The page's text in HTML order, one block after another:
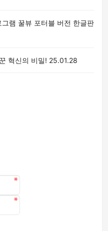
램 꿀뷰 포터블 버전 한글판
혁신의 비밀! 25.01.28